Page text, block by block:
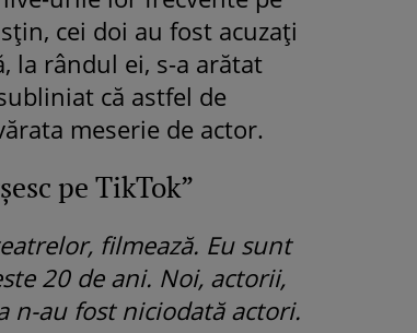
cei doi au fost acuzați
la rândul ei, s-a arătat
că astfel de
meserie de actor.
pe TikTok”
filmează. Eu sunt
20 de ani. Noi, actorii,
n-au fost niciodată actori.